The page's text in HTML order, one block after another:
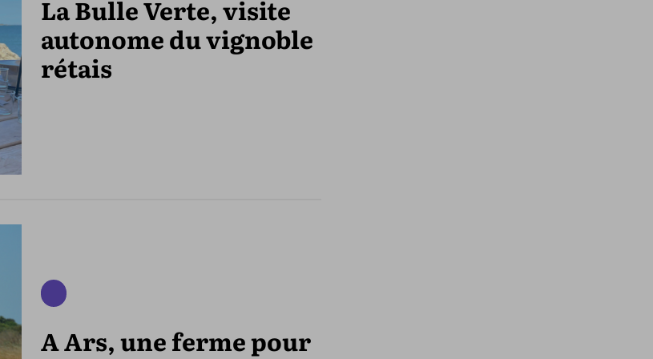
La Bulle Verte, visite
autonome du vignoble
rétais
A Ars, une ferme pour